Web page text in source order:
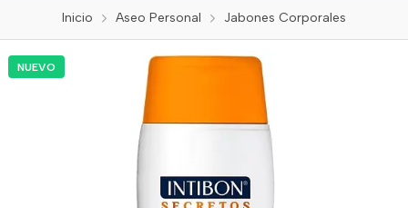
Inicio Aseo Personal Jabones Corporales
NUEVO